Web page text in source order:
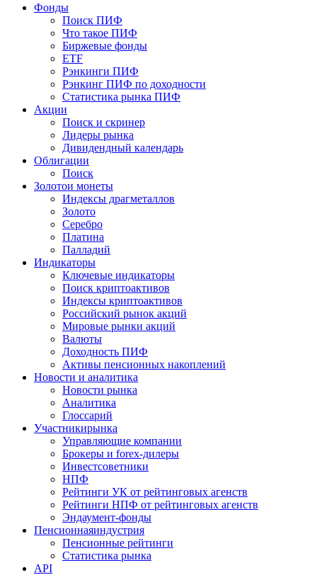
Фонды
Поиск ПИФ
Что такое ПИФ
Биржевые фонды
ETF
Рэнкинги ПИФ
Рэнкинг ПИФ по доходности
Статистика рынка ПИФ
Акции
Поиск и скринер
Лидеры рынка
Дивидендный календарь
Облигации
Поиск
Золотои монеты
Индексы драгметаллов
Золото
Серебро
Платина
Палладий
Индикаторы
Ключевые индикаторы
Поиск криптоактивов
Индексы криптоактивов
Российский рынок акций
Мировые рынки акций
Валюты
Доходность ПИФ
Активы пенсионных накоплений
Новости и аналитика
Новости рынка
Аналитика
Глоссарий
Участникирынка
Управляющие компании
Брокеры и forex-дилеры
Инвестсоветники
НПФ
Рейтинги УК от рейтинговых агенств
Рейтинги НПФ от рейтинговых агенств
Эндаумент-фонды
Пенсионнаяиндустрия
Пенсионные рейтинги
Статистика рынка
API